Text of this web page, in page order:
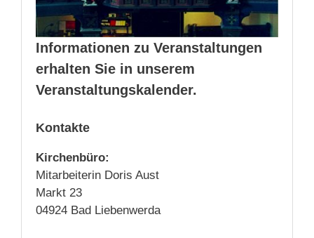
Informationen zu Veranstaltungen
erhalten Sie in unserem
Veranstaltungskalender.
Kontakte
Kirchenbüro:
Mitarbeiterin Doris Aust
Markt 23
04924 Bad Liebenwerda